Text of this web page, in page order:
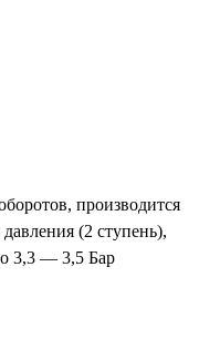
производится
(2 ступень),
3,3 — 3,5 Бар